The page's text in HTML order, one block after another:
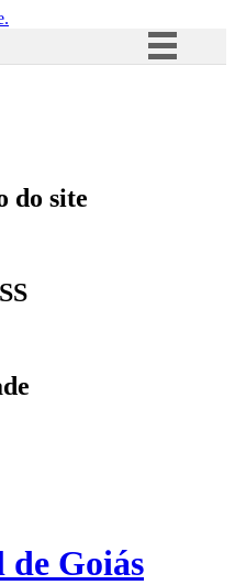
Acesso à informação
do site
Goiás